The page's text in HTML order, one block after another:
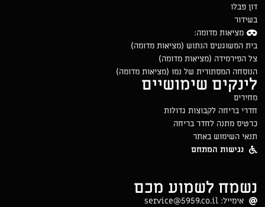
דון פבלו
בשידור
מציאות מדומה:
בית המשוגעים הנתוש (מציאות מדומה)
צל הפירמידה (מציאות מדומה)
הנוסחה המסתורית של נמו (מציאות מדומה)
לינקים שימושיים
מחירים
חדרי בריחה לקבוצות גדולות
כרטיס מתנה לחדר בריחה
תנאי השימוש באתר
נגישות המתחם
נשמח לשמוע מכם
אימייל: service@5959.co.il